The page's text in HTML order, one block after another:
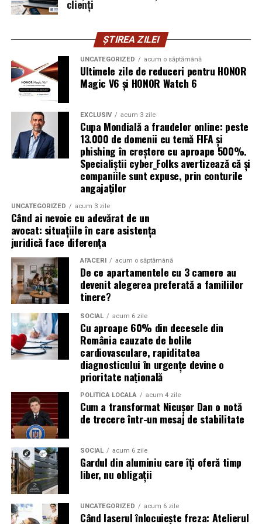
informările din ultima lună amenințările asociate
operațiuni de dezinformare.
Avertismentele publice s-au concentrat în principal
asupra fanilor și infrastructurii orașelor gazdă, însă
specialiștii atrag atenția că firmele pot fi afectate
inclusiv atunci când nu au nicio legătură directă cu
industria sportului, turismului sau vânzarea de bilete.
Atacurile sunt mai eficiente în contextul
evenimentelor globale
Campaniile de phishing asociate evenimentelor
importante profită de interesul public ridicat, de
presiunea timpului și de teama utilizatorilor că ar putea
pierde o ofertă sau o oportunitate. Mesajele care anunță
ultimele bilete disponibile, acces limitat la o transmisie
sau câștigarea unui premiu pot determina utilizatorii să
reacționeze înainte de a verifica sursa.
Turneul se încheie pe 19 iulie, iar specialiștii anticipează
o intensificare a activității frauduloase în perioada
finalei. Printre cele mai utilizate pretexte se numără
transmisiunile pirat, biletele revândute, pariurile,
tombolele, concursurile și falsele oferte de călătorie.
Pentru a răspunde riscurilor tot mai complexe,
cyber_Folks a lansat la finalul lunii iunie robo_Folks,
primul asistent AI integrat într-un panou de hosting
din România. Acesta poate efectua, la cererea
utilizatorului, un audit al securității site-ului, care
include verificarea certificatelor SSL, a configurărilor
DNS și a sistemelor SPF, DKIM și DMARC utilizate
pentru protecția e-mailului împotriva uzurpării
identității.
Ce pot face companiile în această perioadă
clienți
ȘTIREA ZILEI
UNCATEGORIZED acum o săptămână
Ultimele zile de reduceri pentru HONOR
Magic V6 și HONOR Watch 6
EXCLUSIV acum 3 zile
Cupa Mondială a fraudelor online: peste
13.000 de domenii cu temă FIFA și
phishing în creștere cu aproape 500%.
Specialiștii cyber_Folks avertizează că și
companiile sunt expuse, prin conturile
angajaților
UNCATEGORIZED acum 3 zile
Când ai nevoie cu adevărat de un
avocat: situațiile în care asistența
juridică face diferența
AFACERI acum o săptămână
De ce apartamentele cu 3 camere au
devenit alegerea preferată a familiilor
tinere?
SOCIAL acum 6 zile
Cu aproape 60% din decesele din
România cauzate de bolile
cardiovasculare, rapiditatea
diagnosticului în urgențe devine o
prioritate națională
POLITICĂ LOCALĂ acum 4 zile
Cum a transformat Nicușor Dan o notă
de trecere într-un mesaj de stabilitate
SOCIAL acum 6 zile
Gardul din aluminiu care îți oferă timp
liber, nu obligații
UNCATEGORIZED acum 6 zile
Când laserul înlocuiește freza: Atelierul